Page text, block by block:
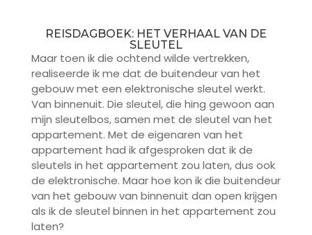
REISDAGBOEK: HET VERHAAL VAN DE
SLEUTEL
Maar toen ik die ochtend wilde vertrekken,
realiseerde ik me dat de buitendeur van het
gebouw met een elektronische sleutel werkt.
Van binnenuit. Die sleutel, die hing gewoon aan
mijn sleutelbos, samen met de sleutel van het
appartement. Met de eigenaren van het
appartement had ik afgesproken dat ik de
sleutels in het appartement zou laten, dus ook
de elektronische. Maar hoe kon ik die buitendeur
van het gebouw van binnenuit dan open krijgen
als ik de sleutel binnen in het appartement zou
laten?